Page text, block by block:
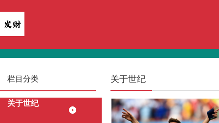
栏目分类
关于世纪
关于世纪